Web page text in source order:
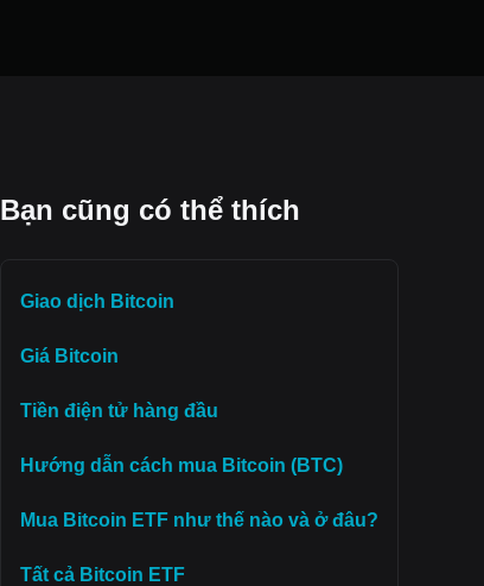
Bạn cũng có thể thích
Giao dịch Bitcoin
Giá Bitcoin
Tiền điện tử hàng đầu
Hướng dẫn cách mua Bitcoin (BTC)
Mua Bitcoin ETF như thế nào và ở đâu?
Tất cả Bitcoin ETF